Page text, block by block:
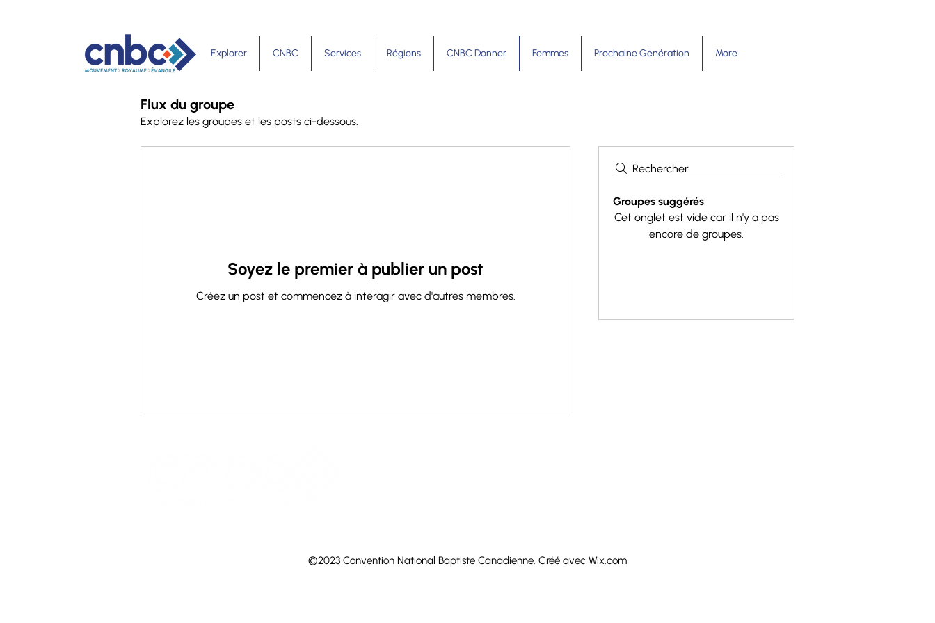
Explorer CNBC Services Régions CNBC Donner Femmes Prochaine Génération More
Flux du groupe
Explorez les groupes et les posts ci-dessous.
Rechercher
Groupes suggérés
Cet onglet est vide car il n'y a pas
encore de groupes.
Soyez le premier à publier un post
Créez un post et commencez à interagir avec d'autres membres.
©2023 Convention National Baptiste Canadienne. Créé avec Wix.com